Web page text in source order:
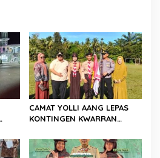
CAMAT YOLLI AANG LEPAS
KONTINGEN KWARRAN
JAMBORE DAN PESTA SIAGA
CABANG PANCUNG SOAL